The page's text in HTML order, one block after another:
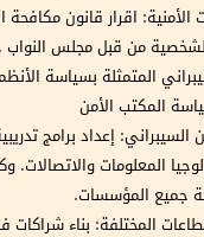
اقرار قانون مكافحة
الشخصية من قبل مجلس
المتمثلة بسياسة
المكتب الأمن
السيبراني: إعداد برامج
المعلومات
جميع المؤسسات.
المختلفة: بناء شراكات